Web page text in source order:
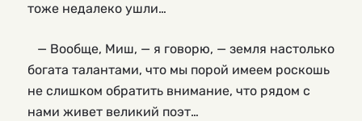
тоже недалеко ушли…
— Вообще, Миш, — я говорю, — земля настолько
богата талантами, что мы порой имеем роскошь
не слишком обратить внимание, что рядом с
нами живет великий поэт…